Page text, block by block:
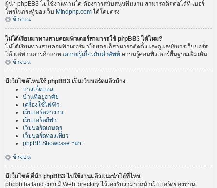
ผู้นำ phpBB3 ไปใช้งานท่านใด ต้องการสนับสนุนทีมงาน สามารถติดต่อได้ที่ เบอร์
โทรในกระทู้ของเว็บ Mindphp.com ได้โดยตรง
ข้างบน
ไม่ได้เรียนมาทางสายคอมพิวเตอร์สามารถใช้ phpBB3 ได้ไหม?
ไม่ได้เรียนทางสายคอมพิวเตอร์มาโดยตรงก็สามารถติดตั้งและดูแลบริหารเว็บบอร์ด
ได้ แต่ท่านควรศึกษาหาความรู้เกี่ยวกับคำศัพท์ ความรู้คอมพิวเตอร์พื้นฐานเพิ่มเติม
ข้างบน
มีเว็บไซต์ไหนใช้ phpBB3 เป็นเว็บบอร์ดแล้วบ้าง
บาลเก็ตบอล
บ้านที่อยู่อาศัย
เครื่องใช้ไฟฟ้า
เว็บบอร์ดหางาน
เว็บบอร์ดกีฬา
เว็บบอร์ดเกษตร
เว็บบอร์ดท่องเที่ยว
phpBB Showcase ฯลฯ..
ข้างบน
มีเว็บไซต์ ที่นำ phpBB3 ไปใช้งานแล้วแนะนำได้ที่ไหน
phpbbthailand.com มี Web directory ไว้รองรับสามารถนำเว็บบอร์ดของท่าน